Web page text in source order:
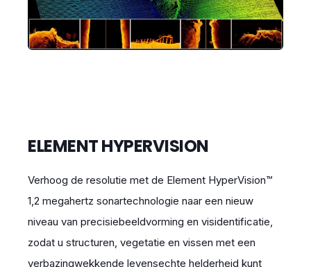
ELEMENT HYPERVISION
Verhoog de resolutie met de Element HyperVision™
1,2 megahertz sonartechnologie naar een nieuw
niveau van precisiebeeldvorming en visidentificatie,
zodat u structuren, vegetatie en vissen met een
verbazingwekkende levensechte helderheid kunt